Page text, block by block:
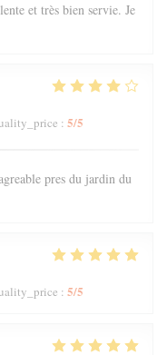
et très bien servie. Je
: 5/5
pres du jardin du
: 5/5